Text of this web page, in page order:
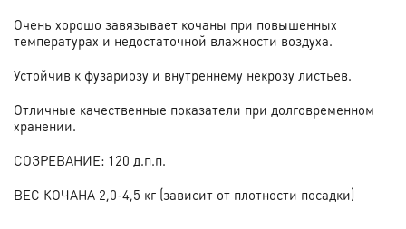
Очень хорошо завязывает кочаны при повышенных
температурах и недостаточной влажности воздуха.
Устойчив к фузариозу и внутреннему некрозу листьев.
Отличные качественные показатели при долговременном
хранении.
СОЗРЕВAНИЕ: 120 д.п.п.
ВЕС КОЧАНА 2,0-4,5 кг (зависит от плотности посадки)